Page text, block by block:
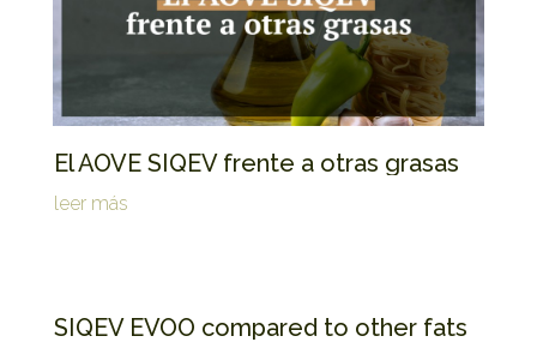
El AOVE SIQEV frente a otras grasas
leer más
SIQEV EVOO compared to other fats